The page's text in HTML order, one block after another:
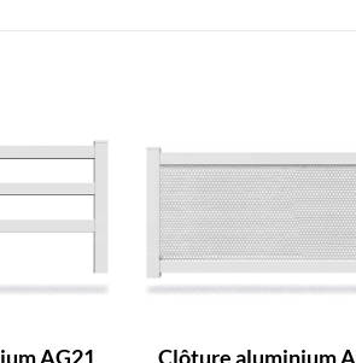
AG21 Clôture aluminium